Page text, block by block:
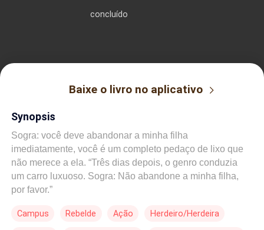
concluído
Baixe o livro no aplicativo
Synopsis
Sogra: você deve abandonar a minha filha
imediatamente, você é um completo pedaço de lixo que
não merece a ela. “Três dias depois, o genro conduzia
um carro luxuoso. Sogra: Não abandone a minha filha,
por favor.”
Campus Rebelde Ação Herdeiro/Herdeira